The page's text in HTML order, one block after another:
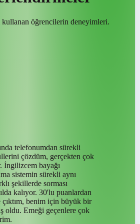
öğrencilerin deneyimleri.
telefonumdan sürekli
çözdüm, gerçekten çok
İngilizcem bayağı
sistemin sürekli aynı
şekillerde sorması
kalıyor. 30'lu puanlardan
çıktım, benim için büyük bir
oldu. Emeği geçenlere çok